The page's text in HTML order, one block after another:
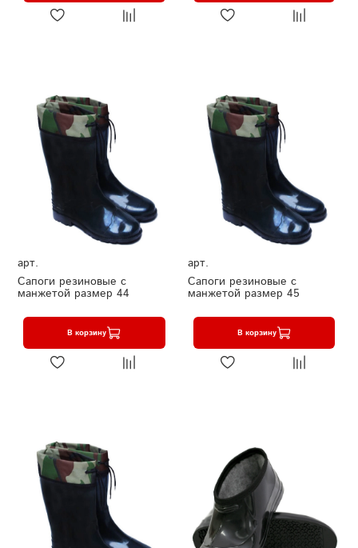
арт.
Сапоги резиновые с
манжетой размер 44
В корзину
арт.
Сапоги резиновые с
манжетой размер 45
В корзину